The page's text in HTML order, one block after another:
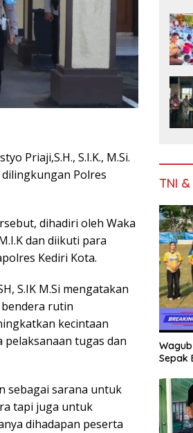
Priaji,S.H., S.I.K., M.Si.
Polres
dihadiri oleh Waka
dan diikuti para
Kediri Kota.
S.IK M.Si mengatakan
rutin
kecintaan
pelaksanaan tugas dan
sebagai sarana untuk
tapi juga untuk
dihadapan peserta
TNI &
Sepak